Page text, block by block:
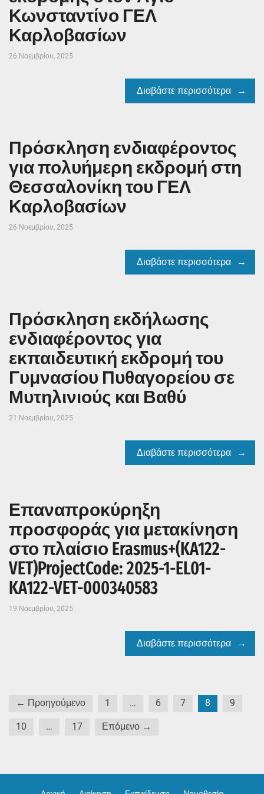
Κωνσταντίνο ΓΕΛ
Καρλοβασίων
26 Νοεμβρίου, 2025
Διαβάστε περισσότερα
Πρόσκληση ενδιαφέροντος
για πολυήμερη εκδρομή στη
Θεσσαλονίκη του ΓΕΛ
Καρλοβασίων
26 Νοεμβρίου, 2025
Διαβάστε περισσότερα
Πρόσκληση εκδήλωσης
ενδιαφέροντος για
εκπαιδευτική εκδρομή του
Γυμνασίου Πυθαγορείου σε
Μυτηλινιούς και Βαθύ
21 Νοεμβρίου, 2025
Διαβάστε περισσότερα
Επαναπροκύρηξη
προσφοράς για μετακίνηση
στο πλαίσιο Erasmus+(KA122-
VET)ProjectCode: 2025-1-EL01-
KA122-VET-000340583
19 Νοεμβρίου, 2025
Διαβάστε περισσότερα
Σελιδοποίηση
άρθρων
← Προηγούμενο 1 … 6 7 8 9
10 … 17 Επόμενο →